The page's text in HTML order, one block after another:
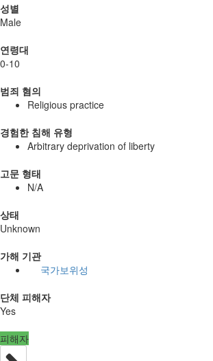
성별
Male
연령대
0-10
범죄 혐의
Religious practice
경험한 침해 유형
Arbitrary deprivation of liberty
고문 형태
N/A
상태
Unknown
가해 기관
국가보위성
단체 피해자
Yes
피해자